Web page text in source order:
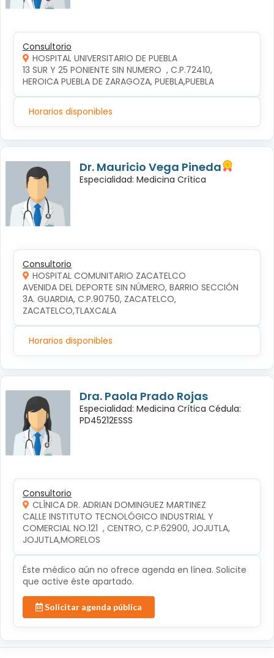
Consultorio
HOSPITAL UNIVERSITARIO DE PUEBLA
13 SUR Y 25 PONIENTE SIN NUMERO  , C.P.72410,
HEROICA PUEBLA DE ZARAGOZA, PUEBLA,PUEBLA
Horarios disponibles
Dr. Mauricio Vega Pineda
Especialidad: Medicina Crítica
Consultorio
HOSPITAL COMUNITARIO ZACATELCO
AVENIDA DEL DEPORTE SIN NÚMERO, BARRIO SECCIÓN
3A. GUARDIA, C.P.90750, ZACATELCO,
ZACATELCO,TLAXCALA
Horarios disponibles
Dra. Paola Prado Rojas
Especialidad: Medicina Crítica Cédula:
PD45212ESSS
Consultorio
CLÍNICA DR. ADRIAN DOMINGUEZ MARTINEZ
CALLE INSTITUTO TECNOLÓGICO INDUSTRIAL Y
COMERCIAL NO.121  , CENTRO, C.P.62900, JOJUTLA,
JOJUTLA,MORELOS
Éste médico aún no ofrece agenda en línea. Solicite
que active éste apartado.
Solicitar agenda pública